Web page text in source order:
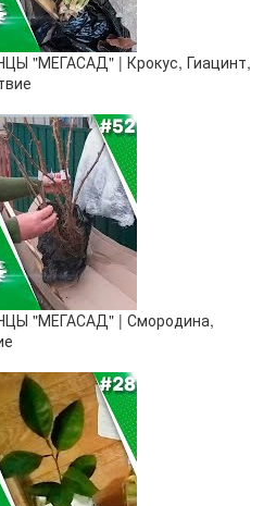
"МЕГАСАД" | Крокус, Гиацинт,
"МЕГАСАД" | Смородина,